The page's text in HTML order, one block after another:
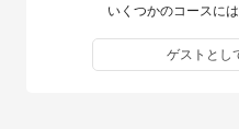
いくつかのコースに
ゲストとし